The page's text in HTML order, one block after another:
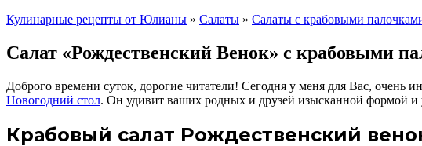
Кулинарные рецепты от Юлианы » Салаты » Салаты с крабовыми
Салат «Рождественский Венок» с крабовыми
Доброго времени суток, дорогие читатели! Сегодня у меня для Вас, очень
Новогодний стол. Он удивит ваших родных и друзей изысканной формой и
Крабовый салат Рождественский